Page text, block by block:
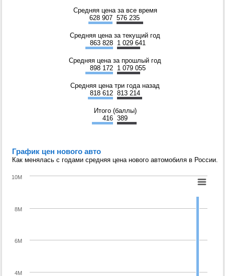
Средняя цена за все время
628 907 576 235
Средняя цена за текущий год
863 828 1 029 641
Средняя цена за прошлый год
898 172 1 079 055
Средняя цена три года назад
818 612 813 214
Итого (баллы)
416 389
График цен нового авто
Как менялась с годами средняя цена нового автомобиля в России.
4M
6M
8M
10M